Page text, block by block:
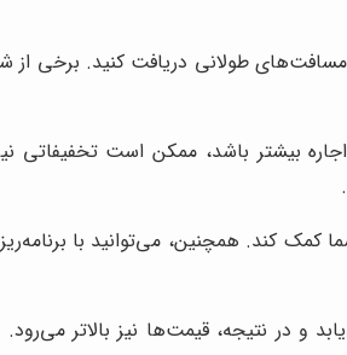
طولانی دریافت کنید. برخی از
بیشتر باشد، ممکن است تخفیفاتی
کند. همچنین، می‌توانید با
و در نتیجه، قیمت‌ها نیز بالاتر